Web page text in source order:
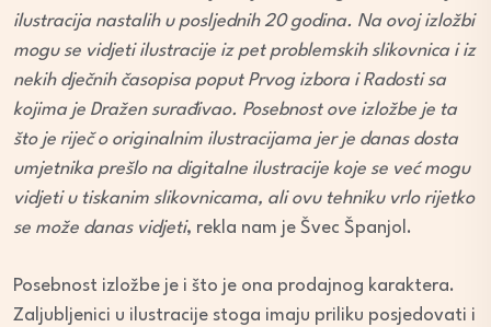
ilustracija nastalih u posljednih 20 godina. Na ovoj izložbi
mogu se vidjeti ilustracije iz pet problemskih slikovnica i iz
nekih dječnih časopisa poput Prvog izbora i Radosti sa
kojima je Dražen surađivao. Posebnost ove izložbe je ta
što je riječ o originalnim ilustracijama jer je danas dosta
umjetnika prešlo na digitalne ilustracije koje se već mogu
vidjeti u tiskanim slikovnicama, ali ovu tehniku vrlo rijetko
se može danas vidjeti, rekla nam je Švec Španjol.
Posebnost izložbe je i što je ona prodajnog karaktera.
Zaljubljenici u ilustracije stoga imaju priliku posjedovati i